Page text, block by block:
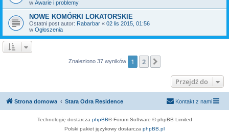
w Awarie i problemy
NOWE KOMÓRKI LOKATORSKIE
Ostatni post autor: Rabarbar « 02 lis 2015, 01:56
w Ogłoszenia
Znaleziono 37 wyników 1 2
Przejdź do
Strona domowa Stara Odra Residence Kontakt z nami
Technologię dostarcza phpBB® Forum Software © phpBB Limited
Polski pakiet językowy dostarcza phpBB.pl